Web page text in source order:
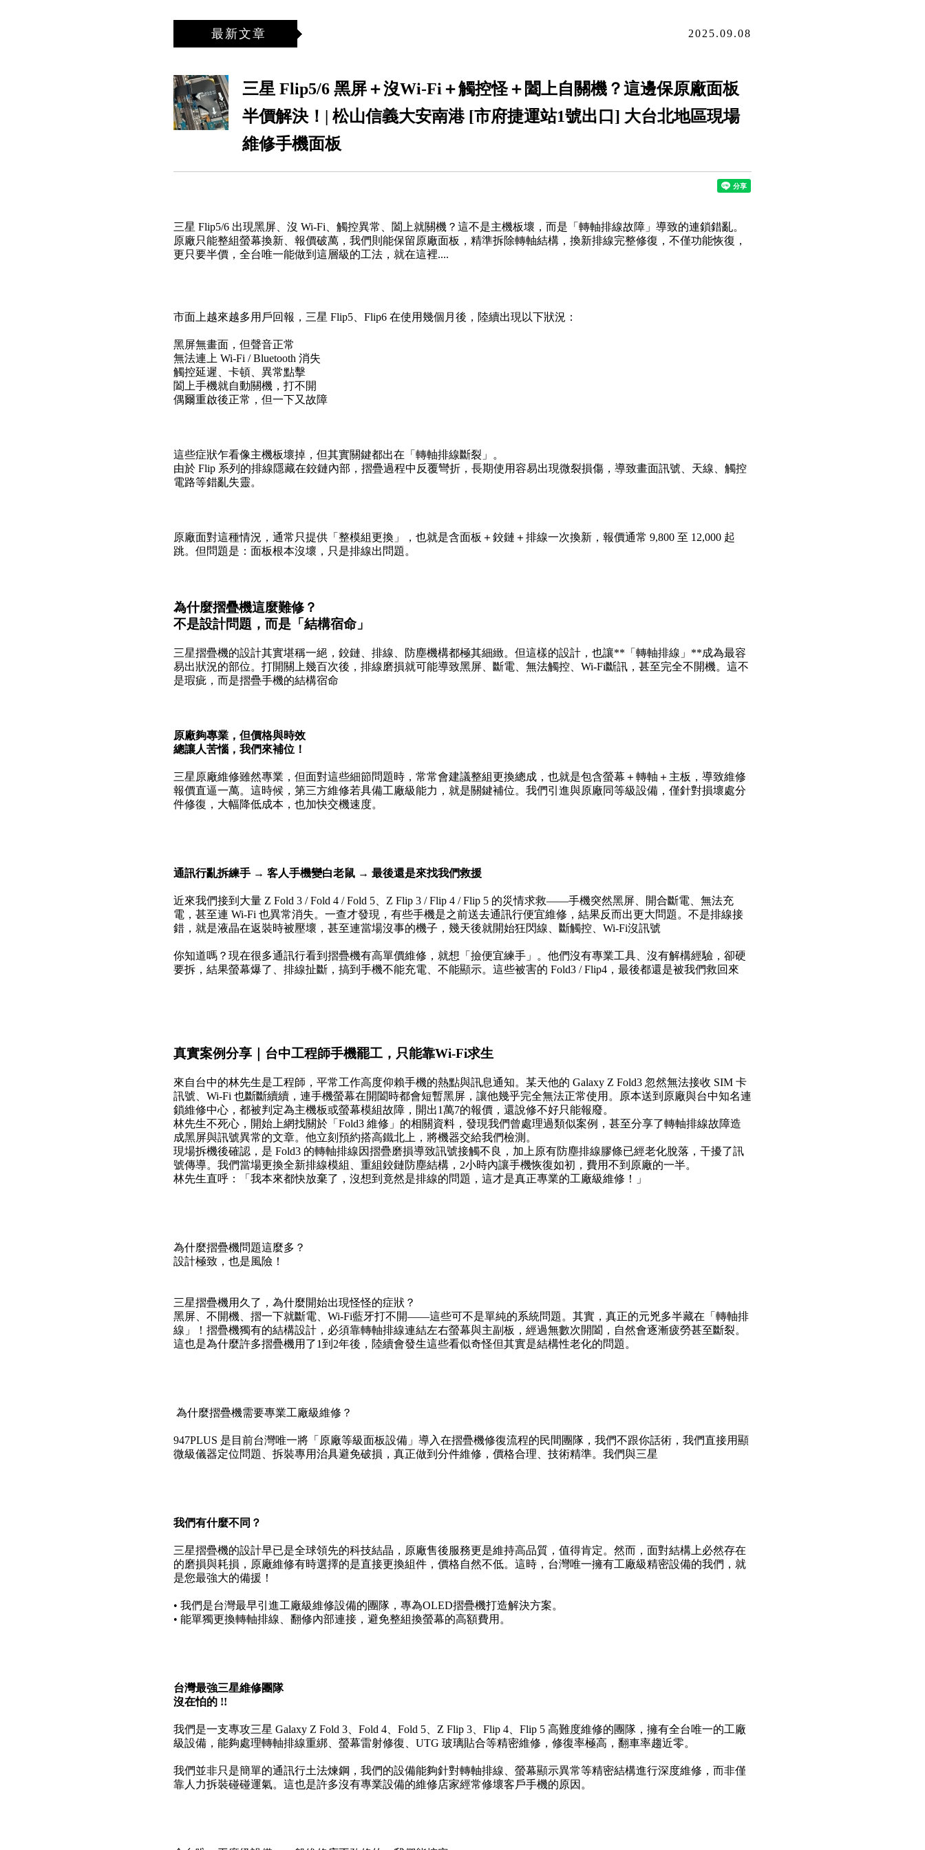
最新文章 2025.09.08
三星 Flip5/6 黑屏＋沒Wi-Fi＋觸控怪＋闔上自關機？這邊保原廠面板
半價解決！| 松山信義大安南港 [市府捷運站1號出口] 大台北地區現場
維修手機面板
三星 Flip5/6 出現黑屏、沒 Wi-Fi、觸控異常、闔上就關機？這不是主機板壞，而是「轉軸排線故障」導致的連鎖錯亂。
原廠只能整組螢幕換新、報價破萬，我們則能保留原廠面板，精準拆除轉軸結構，換新排線完整修復，不僅功能恢復，
更只要半價，全台唯一能做到這層級的工法，就在這裡....
市面上越來越多用戶回報，三星 Flip5、Flip6 在使用幾個月後，陸續出現以下狀況：
黑屏無畫面，但聲音正常
無法連上 Wi-Fi / Bluetooth 消失
觸控延遲、卡頓、異常點擊
闔上手機就自動關機，打不開
偶爾重啟後正常，但一下又故障
這些症狀乍看像主機板壞掉，但其實關鍵都出在「轉軸排線斷裂」。
由於 Flip 系列的排線隱藏在鉸鏈內部，摺疊過程中反覆彎折，長期使用容易出現微裂損傷，導致畫面訊號、天線、觸控
電路等錯亂失靈。
原廠面對這種情況，通常只提供「整模組更換」，也就是含面板＋鉸鏈＋排線一次換新，報價通常 9,800 至 12,000 起
跳。但問題是：面板根本沒壞，只是排線出問題。
為什麼摺疊機這麼難修？
不是設計問題，而是「結構宿命」
三星摺疊機的設計其實堪稱一絕，鉸鏈、排線、防塵機構都極其細緻。但這樣的設計，也讓**「轉軸排線」**成為最容
易出狀況的部位。打開關上幾百次後，排線磨損就可能導致黑屏、斷電、無法觸控、Wi-Fi斷訊，甚至完全不開機。這不
是瑕疵，而是摺疊手機的結構宿命
原廠夠專業，但價格與時效
總讓人苦惱，我們來補位！
三星原廠維修雖然專業，但面對這些細節問題時，常常會建議整組更換總成，也就是包含螢幕＋轉軸＋主板，導致維修
報價直逼一萬。這時候，第三方維修若具備工廠級能力，就是關鍵補位。我們引進與原廠同等級設備，僅針對損壞處分
件修復，大幅降低成本，也加快交機速度。
通訊行亂拆練手 → 客人手機變白老鼠 → 最後還是來找我們救援
近來我們接到大量 Z Fold 3 / Fold 4 / Fold 5、Z Flip 3 / Flip 4 / Flip 5 的災情求救——手機突然黑屏、開合斷電、無法充
電，甚至連 Wi-Fi 也異常消失。一查才發現，有些手機是之前送去通訊行便宜維修，結果反而出更大問題。不是排線接
錯，就是液晶在返裝時被壓壞，甚至連當場沒事的機子，幾天後就開始狂閃線、斷觸控、Wi-Fi沒訊號
你知道嗎？現在很多通訊行看到摺疊機有高單價維修，就想「撿便宜練手」。他們沒有專業工具、沒有解構經驗，卻硬
要拆，結果螢幕爆了、排線扯斷，搞到手機不能充電、不能顯示。這些被害的 Fold3 / Flip4，最後都還是被我們救回來
真實案例分享｜台中工程師手機罷工，只能靠Wi-Fi求生
來自台中的林先生是工程師，平常工作高度仰賴手機的熱點與訊息通知。某天他的 Galaxy Z Fold3 忽然無法接收 SIM 卡
訊號、Wi-Fi 也斷斷續續，連手機螢幕在開闔時都會短暫黑屏，讓他幾乎完全無法正常使用。原本送到原廠與台中知名連
鎖維修中心，都被判定為主機板或螢幕模組故障，開出1萬7的報價，還說修不好只能報廢。
林先生不死心，開始上網找關於「Fold3 維修」的相關資料，發現我們曾處理過類似案例，甚至分享了轉軸排線故障造
成黑屏與訊號異常的文章。他立刻預約搭高鐵北上，將機器交給我們檢測。
現場拆機後確認，是 Fold3 的轉軸排線因摺疊磨損導致訊號接觸不良，加上原有防塵排線膠條已經老化脫落，干擾了訊
號傳導。我們當場更換全新排線模組、重組鉸鏈防塵結構，2小時內讓手機恢復如初，費用不到原廠的一半。
林先生直呼：「我本來都快放棄了，沒想到竟然是排線的問題，這才是真正專業的工廠級維修！」
為什麼摺疊機問題這麼多？
設計極致，也是風險！
三星摺疊機用久了，為什麼開始出現怪怪的症狀？
黑屏、不開機、摺一下就斷電、Wi-Fi藍牙打不開——這些可不是單純的系統問題。其實，真正的元兇多半藏在「轉軸排
線」！摺疊機獨有的結構設計，必須靠轉軸排線連結左右螢幕與主副板，經過無數次開闔，自然會逐漸疲勞甚至斷裂。
這也是為什麼許多摺疊機用了1到2年後，陸續會發生這些看似奇怪但其實是結構性老化的問題。
為什麼摺疊機需要專業工廠級維修？
947PLUS 是目前台灣唯一將「原廠等級面板設備」導入在摺疊機修復流程的民間團隊，我們不跟你話術，我們直接用顯
微級儀器定位問題、拆裝專用治具避免破損，真正做到分件維修，價格合理、技術精準。我們與三星
我們有什麼不同？
三星摺疊機的設計早已是全球領先的科技結晶，原廠售後服務更是維持高品質，值得肯定。然而，面對結構上必然存在
的磨損與耗損，原廠維修有時選擇的是直接更換組件，價格自然不低。這時，台灣唯一擁有工廠級精密設備的我們，就
是您最強大的備援！
• 我們是台灣最早引進工廠級維修設備的團隊，專為OLED摺疊機打造解決方案。
• 能單獨更換轉軸排線、翻修內部連接，避免整組換螢幕的高額費用。
台灣最強三星維修團隊
沒在怕的 !!
我們是一支專攻三星 Galaxy Z Fold 3、Fold 4、Fold 5、Z Flip 3、Flip 4、Flip 5 高難度維修的團隊，擁有全台唯一的工廠
級設備，能夠處理轉軸排線重綁、螢幕雷射修復、UTG 玻璃貼合等精密維修，修復率極高，翻車率趨近零。
我們並非只是簡單的通訊行土法煉鋼，我們的設備能夠針對轉軸排線、螢幕顯示異常等精密結構進行深度維修，而非僅
靠人力拆裝碰碰運氣。這也是許多沒有專業設備的維修店家經常修壞客戶手機的原因。